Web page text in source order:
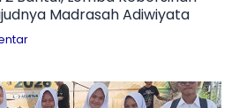
Madrasah Adiwiyata